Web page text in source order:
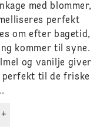
med blommer,
perfekt
om efter bagetid,
kommer til syne.
og vanilje giver
perfekt til de friske
LÆS MERE +